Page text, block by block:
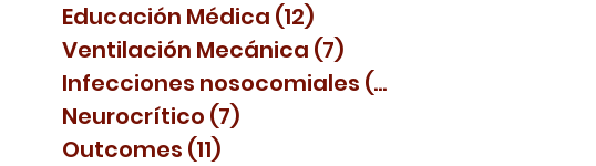
Educación Médica (12)
Ventilación Mecánica (7)
Infecciones nosocomiales (4)
Neurocrítico (7)
Outcomes (11)